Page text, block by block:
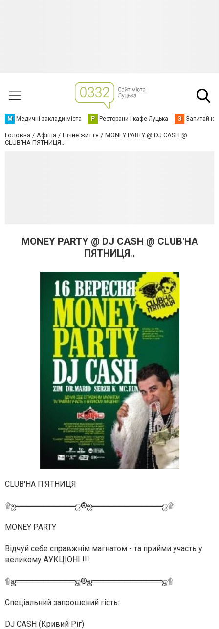
М Медичні заклади міста Р Ресторани і кафе Луцька З Запитай
Головна Афіша Нічне життя
MONEY PARTY @ DJ CASH @
CLUB'HA ПЯТНИЦЯ..
MONEY PARTY @ DJ CASH @ CLUB'HA
ПЯТНИЦЯ..
CLUB'HA П'ЯТНИЦЯ
۩ஜ═══════════ஜ®ஜ═════════════ஜ۩
MONEY PARTY
Відчуй себе справжнім магнатом - та прийми участь у
великому АУКЦІОНІ !!!
۩ஜ═══════════ஜ®ஜ═════════════ஜ۩
Спеціальний запрошений гість:
DJ CASH (Кривий Ріг)